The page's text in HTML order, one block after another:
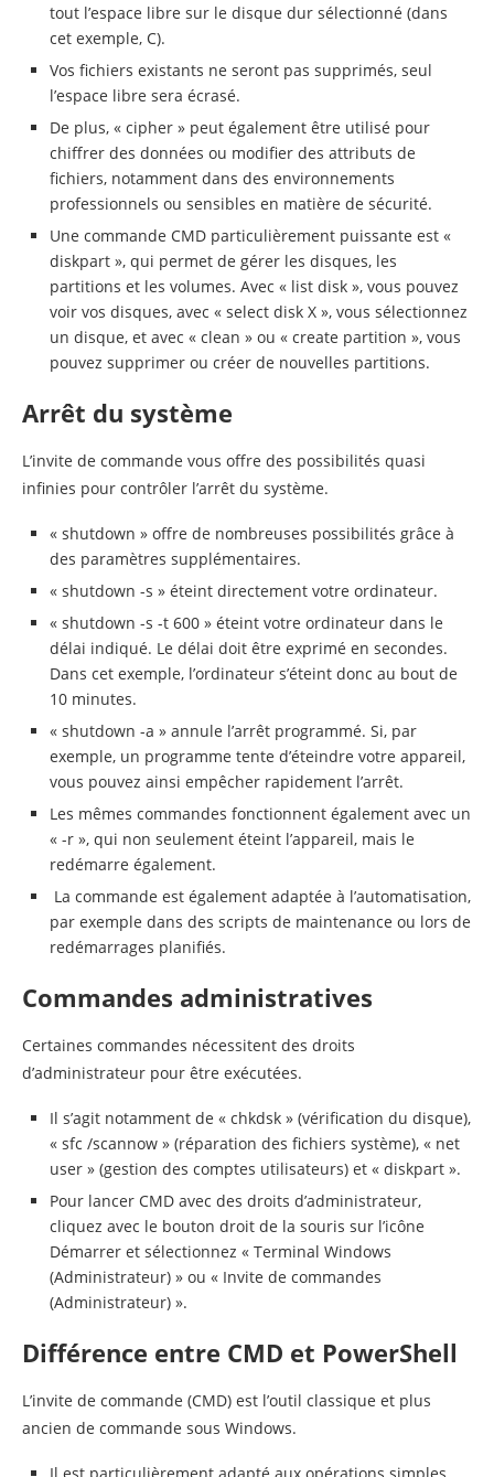
tout l’espace libre sur le disque dur sélectionné (dans
cet exemple, C).
Vos fichiers existants ne seront pas supprimés, seul
l’espace libre sera écrasé.
De plus, « cipher » peut également être utilisé pour
chiffrer des données ou modifier des attributs de
fichiers, notamment dans des environnements
professionnels ou sensibles en matière de sécurité.
Une commande CMD particulièrement puissante est «
diskpart », qui permet de gérer les disques, les
partitions et les volumes. Avec « list disk », vous pouvez
voir vos disques, avec « select disk X », vous sélectionnez
un disque, et avec « clean » ou « create partition », vous
pouvez supprimer ou créer de nouvelles partitions.
Arrêt du système
L’invite de commande vous offre des possibilités quasi
infinies pour contrôler l’arrêt du système.
« shutdown » offre de nombreuses possibilités grâce à
des paramètres supplémentaires.
« shutdown -s » éteint directement votre ordinateur.
« shutdown -s -t 600 » éteint votre ordinateur dans le
délai indiqué. Le délai doit être exprimé en secondes.
Dans cet exemple, l’ordinateur s’éteint donc au bout de
10 minutes.
« shutdown -a » annule l’arrêt programmé. Si, par
exemple, un programme tente d’éteindre votre appareil,
vous pouvez ainsi empêcher rapidement l’arrêt.
Les mêmes commandes fonctionnent également avec un
« -r », qui non seulement éteint l’appareil, mais le
redémarre également.
La commande est également adaptée à l’automatisation,
par exemple dans des scripts de maintenance ou lors de
redémarrages planifiés.
Commandes administratives
Certaines commandes nécessitent des droits
d’administrateur pour être exécutées.
Il s’agit notamment de « chkdsk » (vérification du disque),
« sfc /scannow » (réparation des fichiers système), « net
user » (gestion des comptes utilisateurs) et « diskpart ».
Pour lancer CMD avec des droits d’administrateur,
cliquez avec le bouton droit de la souris sur l’icône
Démarrer et sélectionnez « Terminal Windows
(Administrateur) » ou « Invite de commandes
(Administrateur) ».
Différence entre CMD et PowerShell
L’invite de commande (CMD) est l’outil classique et plus
ancien de commande sous Windows.